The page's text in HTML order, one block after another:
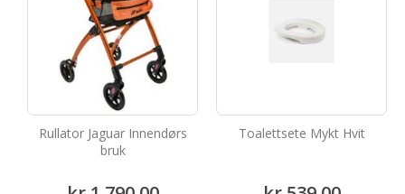
Rullator Jaguar Innendørs
bruk
Toalettsete Mykt Hvit